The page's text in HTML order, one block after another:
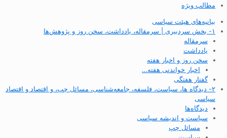
مطالب ویژه
بیانیه‌های هیئت سیاسی
۱- بخش سردبیری | سرمقاله، یادداشت، سخن روز و پژوهش‌ها
سرمقاله
یادداشت
سخن روز و اخبار هفته
اخبار خواندنی هفته…
گفتار هفتگی
۲- دیدگاه ها، سیاست، فلسفه، جامعه‌شناسی، مسائل چپ، و اقتصاد و اقتصاد
سیاسی
دیدگاه‌ها
سیاست و اندیشه سیاسی
مسائل چپ